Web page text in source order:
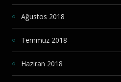
Ağustos 2018
Temmuz 2018
Haziran 2018